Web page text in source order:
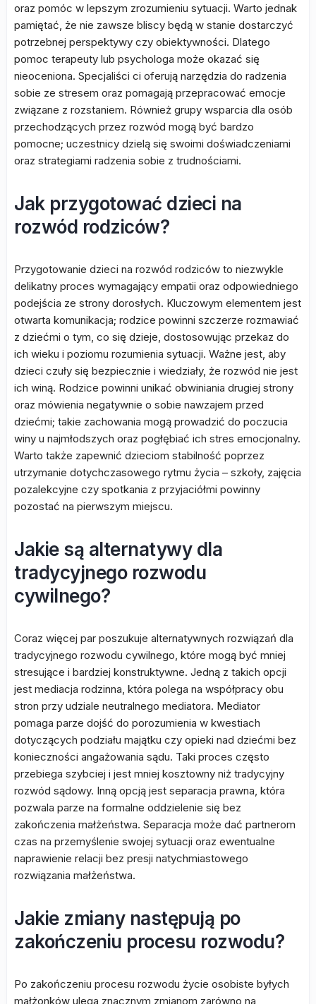
oraz pomóc w lepszym zrozumieniu sytuacji. Warto jednak
pamiętać, że nie zawsze bliscy będą w stanie dostarczyć
potrzebnej perspektywy czy obiektywności. Dlatego
pomoc terapeuty lub psychologa może okazać się
nieoceniona. Specjaliści ci oferują narzędzia do radzenia
sobie ze stresem oraz pomagają przepracować emocje
związane z rozstaniem. Również grupy wsparcia dla osób
przechodzących przez rozwód mogą być bardzo
pomocne; uczestnicy dzielą się swoimi doświadczeniami
oraz strategiami radzenia sobie z trudnościami.
Jak przygotować dzieci na
rozwód rodziców?
Przygotowanie dzieci na rozwód rodziców to niezwykle
delikatny proces wymagający empatii oraz odpowiedniego
podejścia ze strony dorosłych. Kluczowym elementem jest
otwarta komunikacja; rodzice powinni szczerze rozmawiać
z dziećmi o tym, co się dzieje, dostosowując przekaz do
ich wieku i poziomu rozumienia sytuacji. Ważne jest, aby
dzieci czuły się bezpiecznie i wiedziały, że rozwód nie jest
ich winą. Rodzice powinni unikać obwiniania drugiej strony
oraz mówienia negatywnie o sobie nawzajem przed
dziećmi; takie zachowania mogą prowadzić do poczucia
winy u najmłodszych oraz pogłębiać ich stres emocjonalny.
Warto także zapewnić dzieciom stabilność poprzez
utrzymanie dotychczasowego rytmu życia – szkoły, zajęcia
pozalekcyjne czy spotkania z przyjaciółmi powinny
pozostać na pierwszym miejscu.
Jakie są alternatywy dla
tradycyjnego rozwodu
cywilnego?
Coraz więcej par poszukuje alternatywnych rozwiązań dla
tradycyjnego rozwodu cywilnego, które mogą być mniej
stresujące i bardziej konstruktywne. Jedną z takich opcji
jest mediacja rodzinna, która polega na współpracy obu
stron przy udziale neutralnego mediatora. Mediator
pomaga parze dojść do porozumienia w kwestiach
dotyczących podziału majątku czy opieki nad dziećmi bez
konieczności angażowania sądu. Taki proces często
przebiega szybciej i jest mniej kosztowny niż tradycyjny
rozwód sądowy. Inną opcją jest separacja prawna, która
pozwala parze na formalne oddzielenie się bez
zakończenia małżeństwa. Separacja może dać partnerom
czas na przemyślenie swojej sytuacji oraz ewentualne
naprawienie relacji bez presji natychmiastowego
rozwiązania małżeństwa.
Jakie zmiany następują po
zakończeniu procesu rozwodu?
Po zakończeniu procesu rozwodu życie osobiste byłych
małżonków ulega znacznym zmianom zarówno na